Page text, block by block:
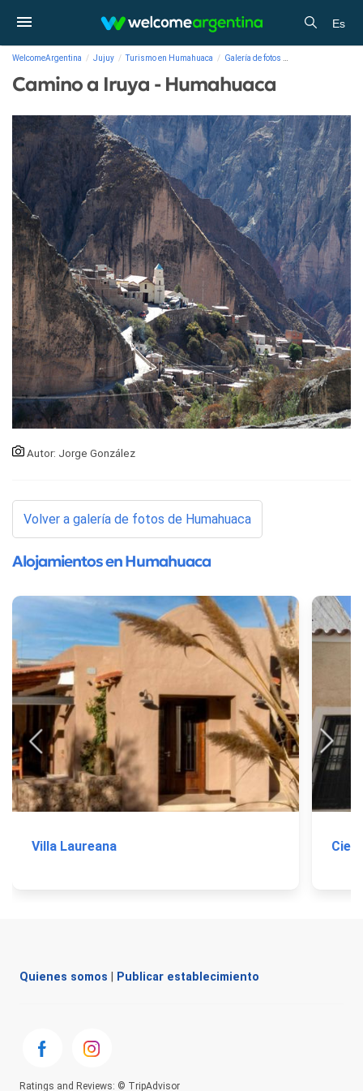
Es
WelcomeArgentina Jujuy Turismo en Humahuaca Galería de fotos
Camino a Iruya - Humahuaca
Autor: Jorge González
Volver a galería de fotos de Humahuaca
Alojamientos en Humahuaca
Villa Laureana
Quienes somos Publicar establecimiento
Ratings and Reviews: © TripAdvisor